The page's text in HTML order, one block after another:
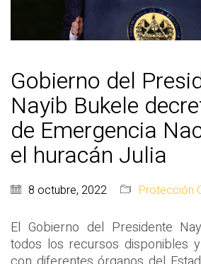
Gobierno del
Nayib Bukele
de Emergencia
el huracán Julia
8 octubre, 2022 Protección
El Gobierno del Presidente
todos los recursos disponibles